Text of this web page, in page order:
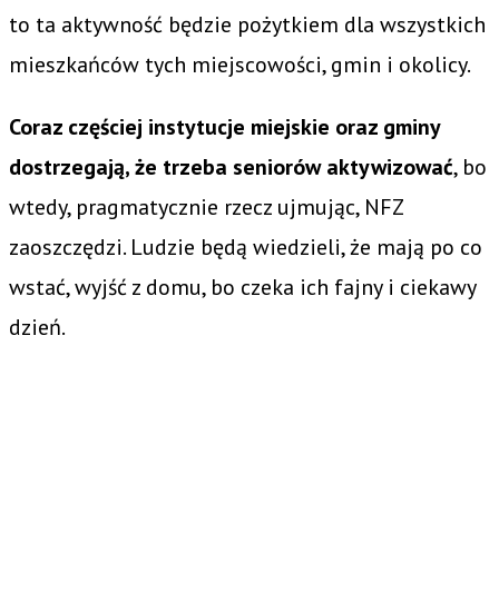
to ta aktywność będzie pożytkiem dla wszystkich
mieszkańców tych miejscowości, gmin i okolicy.
Coraz częściej instytucje miejskie oraz gminy
dostrzegają, że trzeba seniorów aktywizować, bo
wtedy, pragmatycznie rzecz ujmując, NFZ
zaoszczędzi. Ludzie będą wiedzieli, że mają po co
wstać, wyjść z domu, bo czeka ich fajny i ciekawy
dzień.